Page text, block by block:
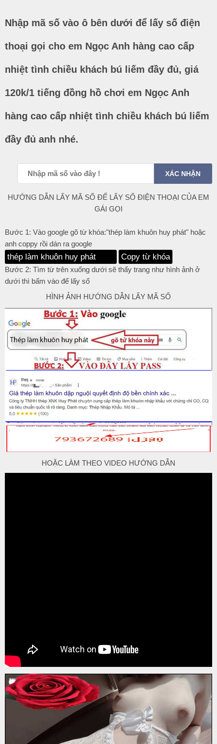
Nhập mã số vào ô bên dưới để lấy số điện
thoại gọi cho em Ngọc Anh hàng cao cấp
nhiệt tình chiều khách bú liếm đầy đủ, giá
120k/1 tiếng đồng hồ chơi em Ngọc Anh
hàng cao cấp nhiệt tình chiều khách bú liếm
đầy đủ anh nhé.
HƯỚNG DẪN LẤY MÃ SỐ ĐỂ LẤY SỐ ĐIỆN THOẠI CỦA EM
GÁI GỌI
Bước 1: Vào google gõ từ khóa:"thép làm khuôn huy phát" hoặc
anh coppy rồi dán ra google
Copy từ khóa
Bước 2: Tìm từ trên xuống dưới sẽ thấy trang như hình ảnh ở
dưới thì bấm vào để lấy số
HÌNH ẢNH HƯỚNG DẪN LẤY MÃ SỐ
HOẶC LÀM THEO VIDEO HƯỚNG DẪN